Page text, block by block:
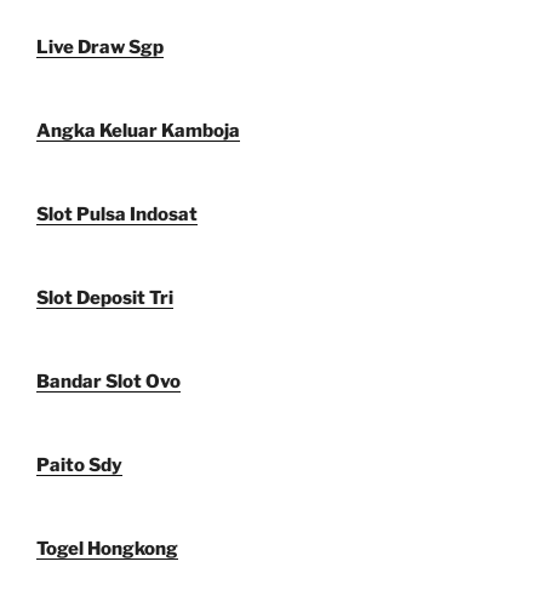
Live Draw Sgp
Angka Keluar Kamboja
Slot Pulsa Indosat
Slot Deposit Tri
Bandar Slot Ovo
Paito Sdy
Togel Hongkong